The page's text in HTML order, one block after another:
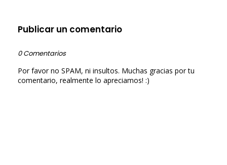
Publicar un comentario
0 Comentarios
Por favor no SPAM, ni insultos. Muchas gracias por tu
comentario, realmente lo apreciamos! :)